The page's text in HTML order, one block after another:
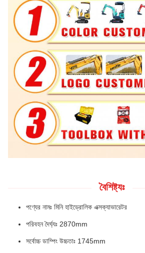
বৈশিষ্ট্যঃ
পণ্যের নামঃ মিনি হাইড্রোলিক এক্সক্যাভারেটর
পরিবহন দৈর্ঘ্যঃ 2870mm
সর্বোচ্চ ডাম্পিং উচ্চতাঃ 1745mm